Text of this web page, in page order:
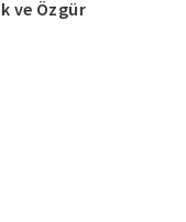
ve Özgür